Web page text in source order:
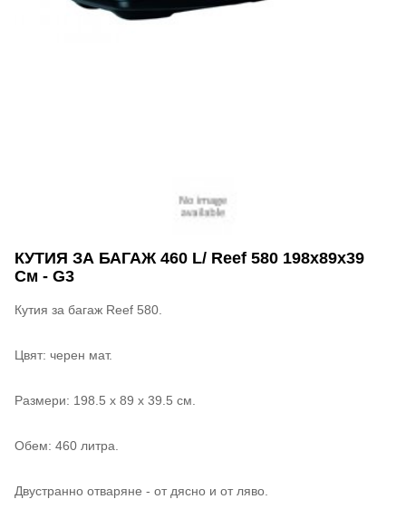
КУТИЯ ЗА БАГАЖ 460 L/ Reef 580 198х89х39
См - G3
Кутия за багаж Reef 580.
Цвят: черен мат.
Размери: 198.5 х 89 х 39.5 см.
Обем: 460 литра.
Двустранно отваряне - от дясно и от ляво.